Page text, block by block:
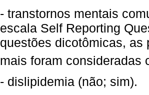
- transtornos mentais
escala Self Reporting
questões dicotômicas, as
mais foram consideradas
- dislipidemia (não; sim).